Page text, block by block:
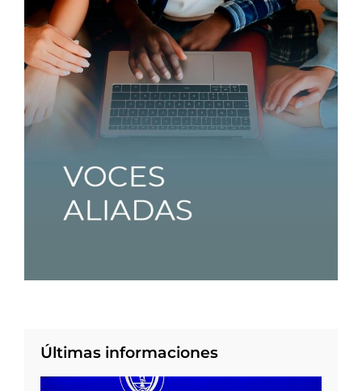
Últimas informaciones